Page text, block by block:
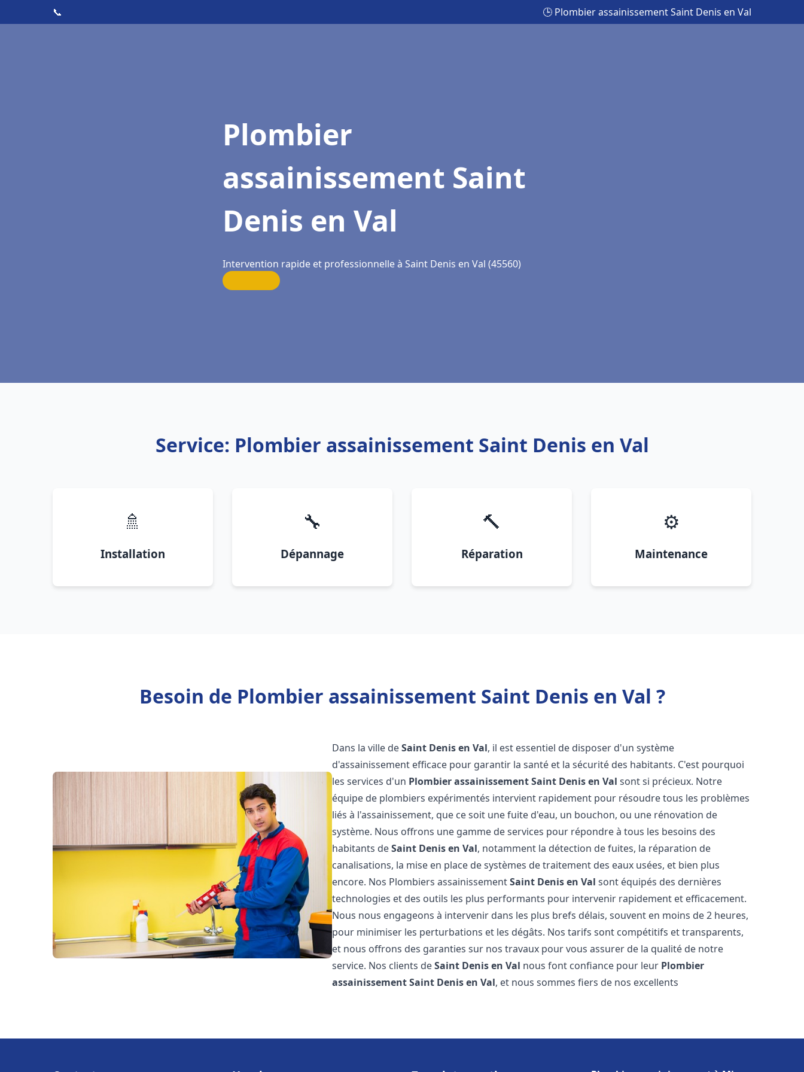
📞 🕒 Plombier assainissement Saint Denis en Val
Plombier
assainissement Saint
Denis en Val
Intervention rapide et professionnelle à Saint Denis en Val (45560)
Service: Plombier assainissement Saint Denis en Val
🚿
Installation
🔧
Dépannage
🔨
Réparation
⚙️
Maintenance
Besoin de Plombier assainissement Saint Denis en Val ?
Dans la ville deSaint Denis en Val, il est essentiel de disposer d'un système
d'assainissement efficace pour garantir la santé et la sécurité des habitants. C'est pourquoi
les services d'un Plombier assainissementSaint Denis en Val sont si précieux. Notre
équipe de plombiers expérimentés intervient rapidement pour résoudre tous les problèmes
liés à l'assainissement, que ce soit une fuite d'eau, un bouchon, ou une rénovation de
système. Nous offrons une gamme de services pour répondre à tous les besoins des
habitants deSaint Denis en Val, notamment la détection de fuites, la réparation de
canalisations, la mise en place de systèmes de traitement des eaux usées, et bien plus
encore. Nos Plombiers assainissementSaint Denis en Val sont équipés des dernières
technologies et des outils les plus performants pour intervenir rapidement et efficacement.
Nous nous engageons à intervenir dans les plus brefs délais, souvent en moins de 2 heures,
pour minimiser les perturbations et les dégâts. Nos tarifs sont compétitifs et transparents,
et nous offrons des garanties sur nos travaux pour vous assurer de la qualité de notre
service. Nos clients deSaint Denis en Val nous font confiance pour leur Plombier
assainissementSaint Denis en Val, et nous sommes fiers de nos excellents